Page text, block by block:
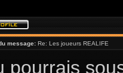
message: Re: Les joueurs REALIFE
pourrais